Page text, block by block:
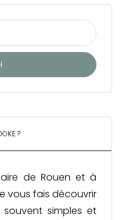
?
de Rouen et à
vous fais découvrir
simples et